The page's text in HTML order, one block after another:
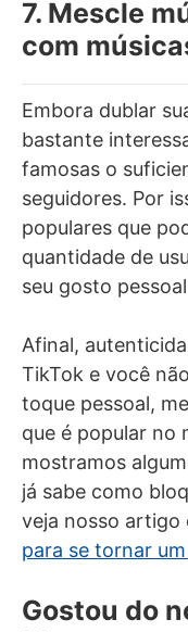
7. Mescle
com
Embora dublar
bastante
famosas o
seguidores. Por
populares que
quantidade de
seu gosto
Afinal,
TikTok e você
toque pessoal,
que é popular no
mostramos
já sabe como
veja nosso artigo
para se tornar
Gostou do